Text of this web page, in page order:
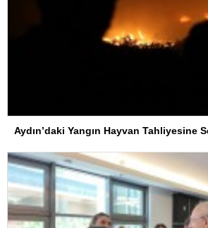
Aydın’daki Yangın Hayvan Tahliyesine